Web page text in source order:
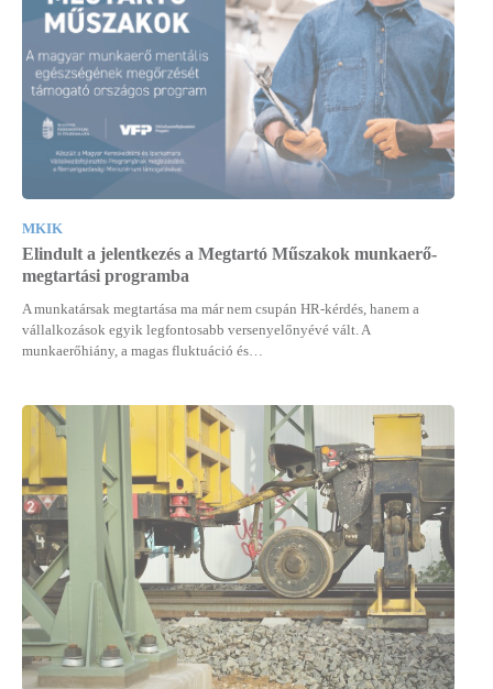
MKIK
Elindult a jelentkezés a Megtartó Műszakok munkaerő-
megtartási programba
A munkatársak megtartása ma már nem csupán HR-kérdés, hanem a
vállalkozások egyik legfontosabb versenyelőnyévé vált. A
munkaerőhiány, a magas fluktuáció és…